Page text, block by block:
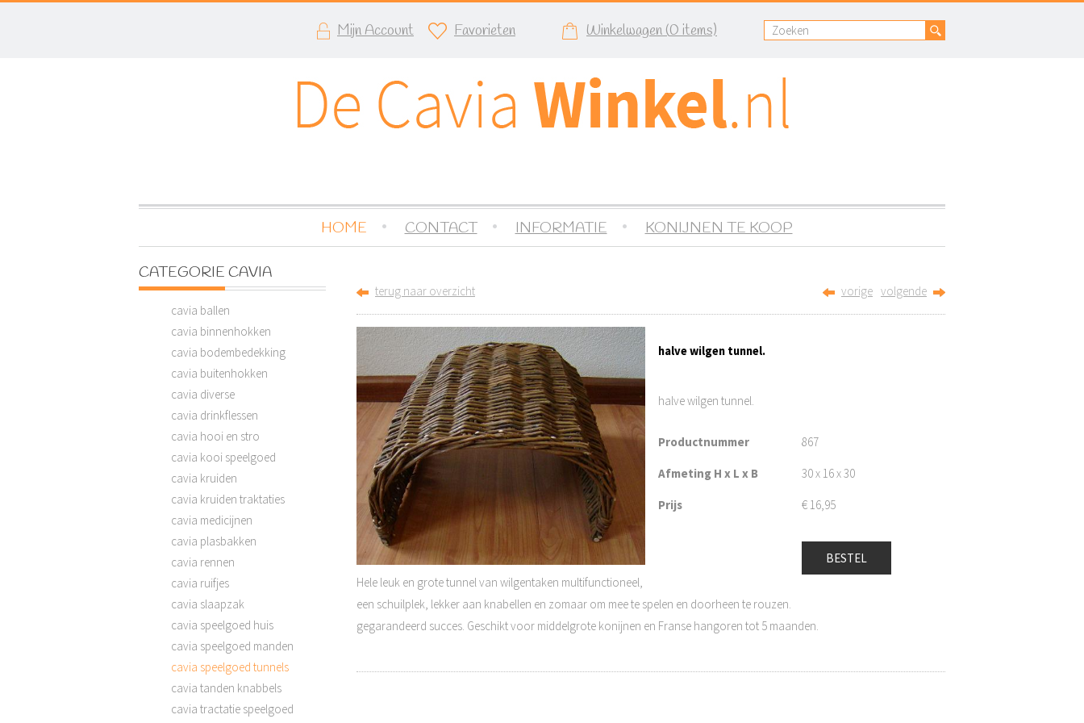
Mijn Account Favorieten Winkelwagen (0 items)
HOME CONTACT INFORMATIE KONIJNEN TE KOOP
CATEGORIE CAVIA
cavia ballen
cavia binnenhokken
cavia bodembedekking
cavia buitenhokken
cavia diverse
cavia drinkflessen
cavia hooi en stro
cavia kooi speelgoed
cavia kruiden
cavia kruiden traktaties
cavia medicijnen
cavia plasbakken
cavia rennen
cavia ruifjes
cavia slaapzak
cavia speelgoed huis
cavia speelgoed manden
cavia speelgoed tunnels
cavia tanden knabbels
cavia tractatie speelgoed
terug naar overzicht vorige volgende
halve wilgen tunnel.
halve wilgen tunnel.
Productnummer 867
Afmeting H x L x B 30 x 16 x 30
Prijs € 16,95
BESTEL
Hele leuk en grote tunnel van wilgentaken multifunctioneel,
een schuilplek, lekker aan knabellen en zomaar om mee te spelen en doorheen te rouzen.
gegarandeerd succes. Geschikt voor middelgrote konijnen en Franse hangoren tot 5 maanden.